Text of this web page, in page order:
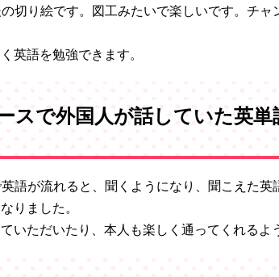
切り絵です。図工みたいで楽しいです。チャ
英語を勉強できます。
スで外国人が話していた英単
語が流れると、聞くようになり、聞こえた英
りました。
いただいたり、本人も楽しく通ってくれるよ